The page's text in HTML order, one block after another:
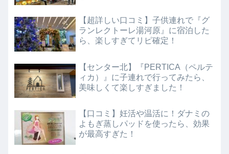
【超詳しい口コミ】子供連れで『グ
ランレクトーレ湯河原』に宿泊した
ら、楽しすぎてリピ確定！
【センター北】『PERTICA（ペルテ
ィカ）』に子連れで行ってみたら、
美味しくて楽しすぎました！
【口コミ】妊活や温活に！ダナミの
よもぎ蒸しパッドを使ったら、効果
が最高すぎた！